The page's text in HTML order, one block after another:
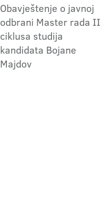
Obavještenje o javnoj
odbrani Master rada II
ciklusa studija
kandidata Bojane
Majdov